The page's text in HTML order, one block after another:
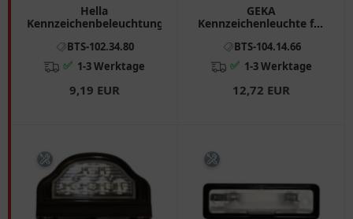
Hella
Kennzeichenbeleuchtung
BTS-102.34.80
✅ 1-3 Werktage
9,19 EUR
GEKA
Kennzeichenleuchte für
BTS-104.14.66
✅ 1-3 Werktage
12,72 EUR